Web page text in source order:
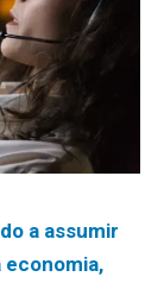
a assumir
economia,